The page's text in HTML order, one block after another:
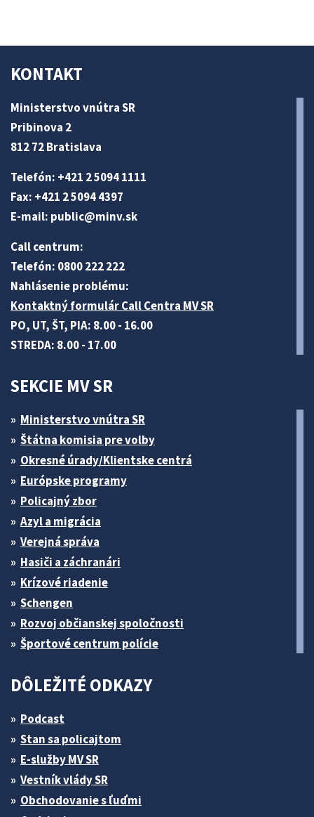
KONTAKT
Ministerstvo vnútra SR
Pribinova 2
812 72 Bratislava
Telefón: +421 2 5094 1111
Fax: +421 2 5094 4397
E-mail: public@minv.sk
Call centrum:
Telefón: 0800 222 222
Nahlásenie problému:
Kontaktný formulár Call Centra MV SR
PO, UT, ŠT, PIA: 8.00 - 16.00
STREDA: 8.00 - 17.00
SEKCIE MV SR
Ministerstvo vnútra SR
Štátna komisia pre volby
Okresné úrady/Klientske centrá
Európske programy
Policajný zbor
Azyl a migrácia
Verejná správa
Hasiči a záchranári
Krízové riadenie
Schengen
Rozvoj občianskej spoločnosti
Športové centrum polície
DÔLEŽITÉ ODKAZY
Podcast
Stan sa policajtom
E-služby MV SR
Vestník vlády SR
Obchodovanie s ľuďmi